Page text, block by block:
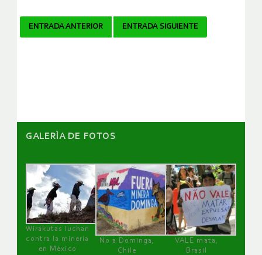
Navegador
ENTRADA ANTERIOR ENTRADA SIGUIENTE
GALERÌA DE FOTOS
Wirakutas luchan
contra la minería
en México
No a Dominga,
Chile
VALE mata,
Brasil